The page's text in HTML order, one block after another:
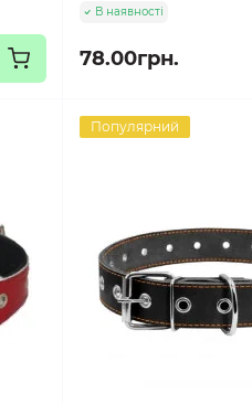
В наявності
78.00грн.
Популярний